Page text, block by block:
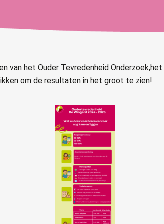
van het Ouder Tevredenheid
om de resultaten in het groot te zien!